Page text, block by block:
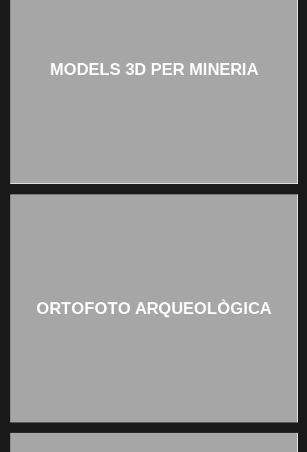
MODELS 3D PER MINERIA
ORTOFOTO ARQUEOLÒGICA